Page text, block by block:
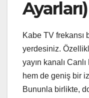
Ayarları)
Kabe TV frekansı
yerdesiniz.
yayın kanalı
hem de geniş bir
Bununla birlikte,